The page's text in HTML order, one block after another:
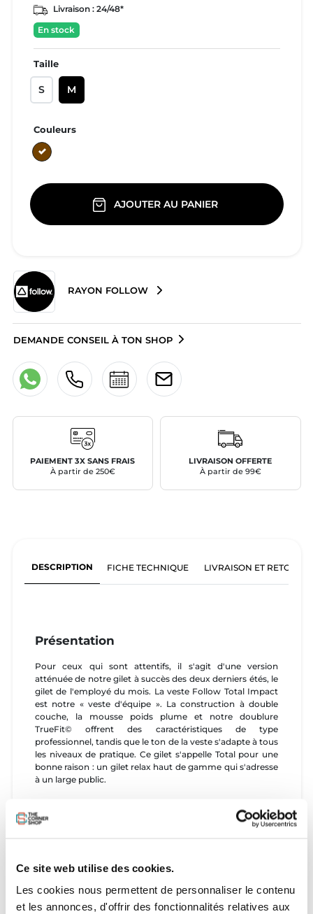
Ce site web utilise des cookies.
Les cookies nous permettent de personnaliser le contenu
et les annonces, d'offrir des fonctionnalités relatives aux
Livraison : 24/48*
En stock
Taille
S M
Couleurs
Marron
AJOUTER AU PANIER
RAYON FOLLOW
DEMANDE CONSEIL À TON SHOP
PAIEMENT 3X SANS FRAIS
À partir de 250€
LIVRAISON OFFERTE
À partir de 99€
DESCRIPTION FICHE TECHNIQUE LIVRAISON ET RETOURS
Présentation
Pour ceux qui sont attentifs, il s'agit d'une version
atténuée de notre gilet à succès des deux derniers étés, le
gilet de l'employé du mois. La veste Follow Total Impact
est notre « veste d'équipe ». La construction à double
couche, la mousse poids plume et notre doublure
TrueFit© offrent des caractéristiques de type
professionnel, tandis que le ton de la veste s'adapte à tous
les niveaux de pratique. Ce gilet s'appelle Total pour une
bonne raison : un gilet relax haut de gamme qui s'adresse
à un large public.
La coupe décontractée offre une grande liberté de
manière unique pour chaque gilet, du 2XS au 6XL.
- Polyester Chevron
- Construction à double couche